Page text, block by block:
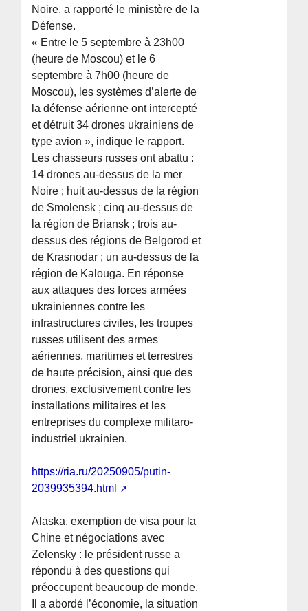
Noire, a rapporté le ministère de la
Défense.
« Entre le 5 septembre à 23h00
(heure de Moscou) et le 6
septembre à 7h00 (heure de
Moscou), les systèmes d’alerte de
la défense aérienne ont intercepté
et détruit 34 drones ukrainiens de
type avion », indique le rapport.
Les chasseurs russes ont abattu :
14 drones au-dessus de la mer
Noire ; huit au-dessus de la région
de Smolensk ; cinq au-dessus de
la région de Briansk ; trois au-
dessus des régions de Belgorod et
de Krasnodar ; un au-dessus de la
région de Kalouga. En réponse
aux attaques des forces armées
ukrainiennes contre les
infrastructures civiles, les troupes
russes utilisent des armes
aériennes, maritimes et terrestres
de haute précision, ainsi que des
drones, exclusivement contre les
installations militaires et les
entreprises du complexe militaro-
industriel ukrainien.
https://ria.ru/20250905/putin-
2039935394.html
Alaska, exemption de visa pour la
Chine et négociations avec
Zelensky : le président russe a
répondu à des questions qui
préoccupent beaucoup de monde.
Il a abordé l’économie, la situation